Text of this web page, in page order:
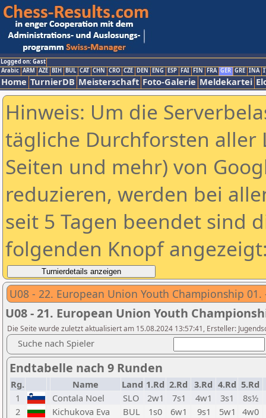
Logged on: Gast
Arabic ARM AZE BIH BUL CAT CHN CRO CZE DEN ENG ESP FAI FIN FRA GER GRE INA
Home TurnierDB Meisterschaft Foto-Galerie Meldekartei
Hinweis: Um die
tägliche Durchforsten aller
Seiten und mehr) von
reduzieren, werden bei
seit 5 Tagen beendet sind
folgenden Knopf
U08 - 22. European Union Youth Championship 01.
U08 - 21. European Union Youth
Die Seite wurde zuletzt aktualisiert am 15.08.2024 13:57:41, Ersteller:
Suche nach Spieler
Endtabelle nach 9 Runden
Rg. Name Land 1.Rd 2.Rd 3.Rd 4.Rd 5.Rd
1
Contala Noel SLO 2w1 7s1 4w1 3s1
8s½
2
Kichukova Eva BUL 1s0 6w1 9s1 5w1
4w0